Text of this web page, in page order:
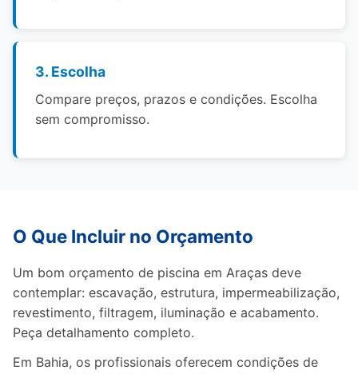
3. Escolha
Compare preços, prazos e condições. Escolha
sem compromisso.
O Que Incluir no Orçamento
Um bom orçamento de piscina em Araças deve
contemplar: escavação, estrutura, impermeabilização,
revestimento, filtragem, iluminação e acabamento.
Peça detalhamento completo.
Em Bahia, os profissionais oferecem condições de